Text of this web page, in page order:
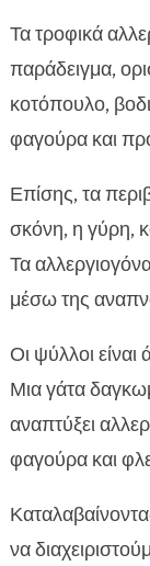
Τα τροφικά
παράδειγμα,
κοτόπουλο,
φαγούρα και
Επίσης, τα
σκόνη, η γύρη,
Τα
μέσω της
Οι ψύλλοι
Μια γάτα
αναπτύξει
φαγούρα και
να